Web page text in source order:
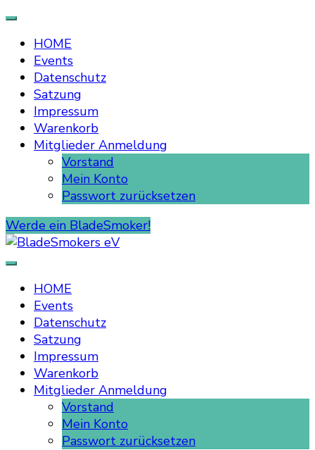
HOME
Events
Datenschutz
Satzung
Impressum
Warenkorb
Mitglieder Anmeldung
Vorstand
Mein Konto
Passwort zurücksetzen
Werde ein BladeSmoker!
BladeSmokers eV
HOME
Events
Datenschutz
Satzung
Impressum
Warenkorb
Mitglieder Anmeldung
Vorstand
Mein Konto
Passwort zurücksetzen